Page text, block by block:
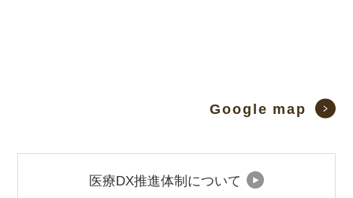
Google map
医療DX推進体制について